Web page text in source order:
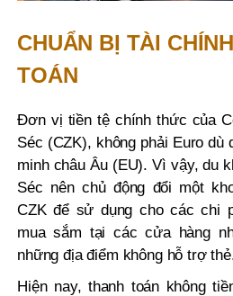
CHUẨN BỊ TÀI
TOÁN
Đơn vị tiền tệ chính thức của
Séc (CZK), không phải Euro dù
minh châu Âu (EU). Vì vậy, du
Séc nên chủ động đổi một
CZK để sử dụng cho các chi
mua sắm tại các cửa hàng
những địa điểm không hỗ trợ
Hiện nay, thanh toán không